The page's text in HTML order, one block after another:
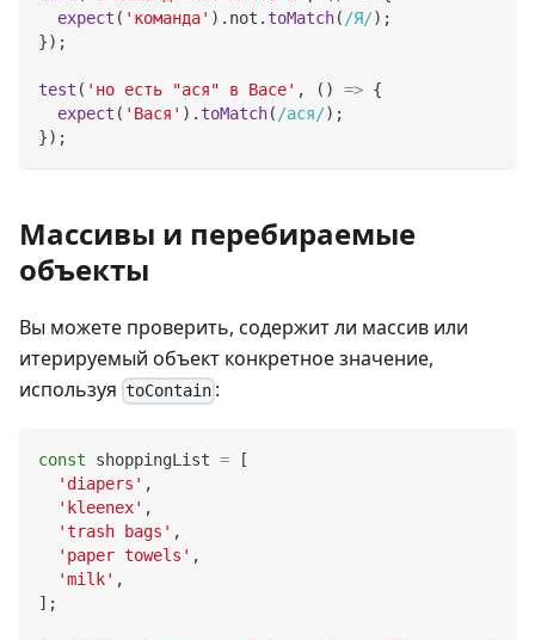
expect ( 'команда' ) . not . toMatch( /Я/) ;
}) ;
test ( 'но есть "ася" в Васе' , ( ) => {
expect ( 'Вася' ) . toMatch( /ася/) ;
}) ;
Массивы и перебираемые
объекты
Вы можете проверить, содержит ли массив или
итерируемый объект конкретное значение,
используя toContain :
const shoppingList =
[
'diapers' ,
'kleenex' ,
'trash bags' ,
'paper towels' ,
'milk' ,
] ;